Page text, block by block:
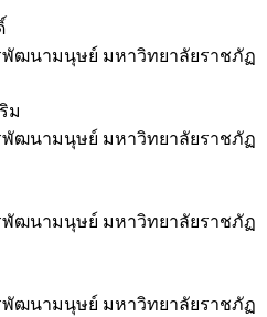
ฒนามนุษย์ มหาวิทยาลัยราชภัฏ
ม
ฒนามนุษย์ มหาวิทยาลัยราชภัฏ
ฒนามนุษย์ มหาวิทยาลัยราชภัฏ
ฒนามนุษย์ มหาวิทยาลัยราชภัฏ